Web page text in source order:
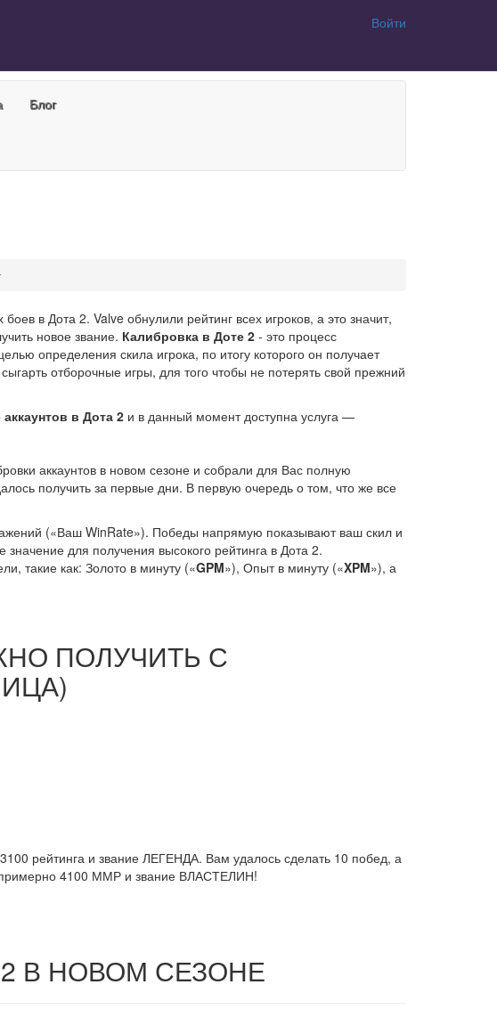
Войти
Блог
в Дота 2. Valve обнулили рейтинг всех игроков, а это значит,
новое звание. Калибровка в Доте 2 - это процесс
определения скила игрока, по итогу которого он получает
отборочные игры, для того чтобы не потерять свой прежний
в Дота 2 и в данный момент доступна услуга —
аккаунтов в новом сезоне и собрали для Вас полную
получить за первые дни. В первую очередь о том, что же все
(«Ваш WinRate»). Победы напрямую показывают ваш скил и
для получения высокого рейтинга в Дота 2.
такие как: Золото в минуту («GPM»), Опыт в минуту («XPM»), а
ПОЛУЧИТЬ С
рейтинга и звание ЛЕГЕНДА. Вам удалось сделать 10 побед, а
примерно 4100 ММР и звание ВЛАСТЕЛИН!
В НОВОМ СЕЗОНЕ